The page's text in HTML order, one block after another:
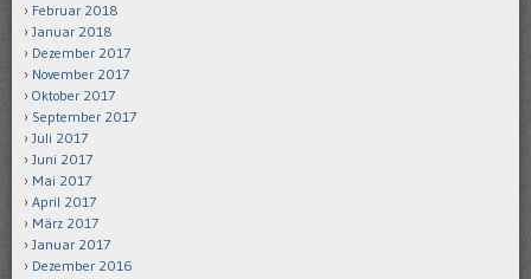
Februar 2018
Januar 2018
Dezember 2017
November 2017
Oktober 2017
September 2017
Juli 2017
Juni 2017
Mai 2017
April 2017
März 2017
Januar 2017
Dezember 2016